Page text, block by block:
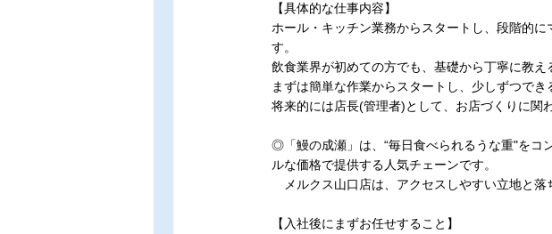
【具体的な仕事内容】
ホール・キッチン業務からスタートし、段階的
す。
飲食業界が初めての方でも、基礎から丁寧に教え
まずは簡単な作業からスタートし、少しずつでき
将来的には店長(管理者)として、お店づくりに関
◎「鰻の成瀬」は、“毎日食べられるうな重"をコ
ルな価格で提供する人気チェーンです。
メルクス山口店は、アクセスしやすい立地と落
【入社後にまずお任せすること】